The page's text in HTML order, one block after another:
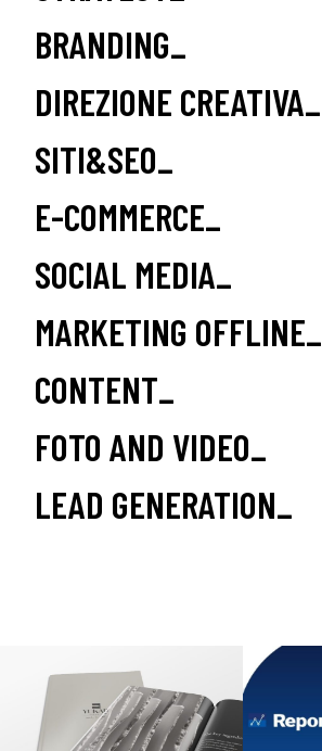
BRANDING_
DIREZIONE CREATIVA_
SITI&SEO_
E-COMMERCE_
SOCIAL MEDIA_
MARKETING OFFLINE_
CONTENT_
FOTO AND VIDEO_
LEAD GENERATION_